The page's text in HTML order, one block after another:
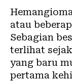
atau
Sebagian
terlihat
yang baru
pertama